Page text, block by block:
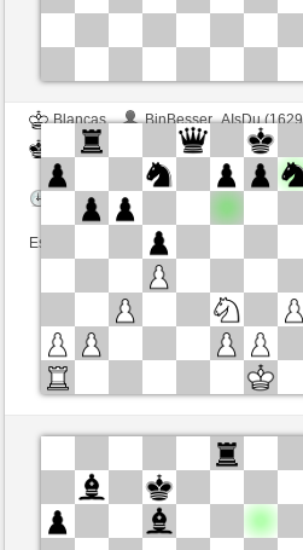
Blancas
BinBesser_AIsDu
Negras
JABO_1 (1685) (-19)
Tiempo: 2 minutes/side + 0 seconds/
Esta partida es por puntos
Negras
Wagnerianer (1599)
JABO_1 (1706) (-21)
Tiempo: 2 minutes/side + 0 seconds/